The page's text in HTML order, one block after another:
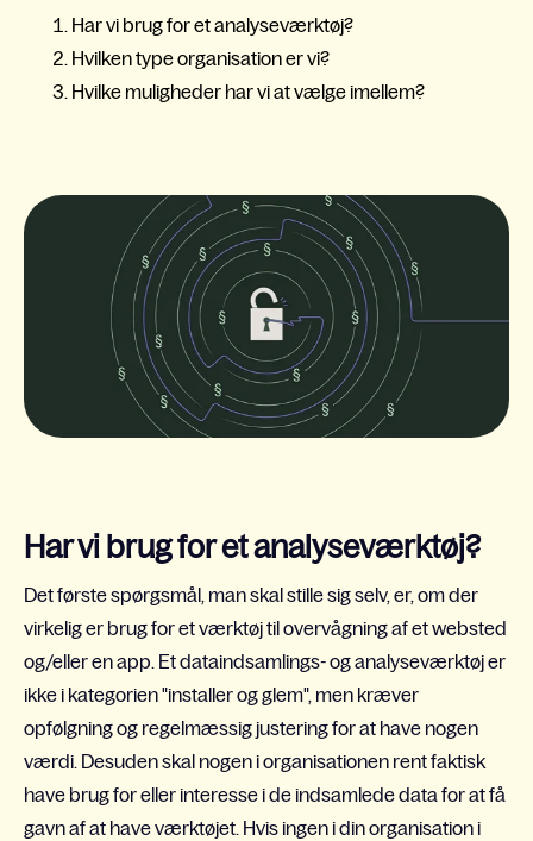
Har vi brug for et analyseværktøj?
Hvilken type organisation er vi?
Hvilke muligheder har vi at vælge imellem?
Har vi brug for et analyseværktøj?
Det første spørgsmål, man skal stille sig selv, er, om der
virkelig er brug for et værktøj til overvågning af et websted
og/eller en app. Et dataindsamlings- og analyseværktøj er
ikke i kategorien "installer og glem", men kræver
opfølgning og regelmæssig justering for at have nogen
værdi. Desuden skal nogen i organisationen rent faktisk
have brug for eller interesse i de indsamlede data for at få
gavn af at have værktøjet. Hvis ingen i din organisation i